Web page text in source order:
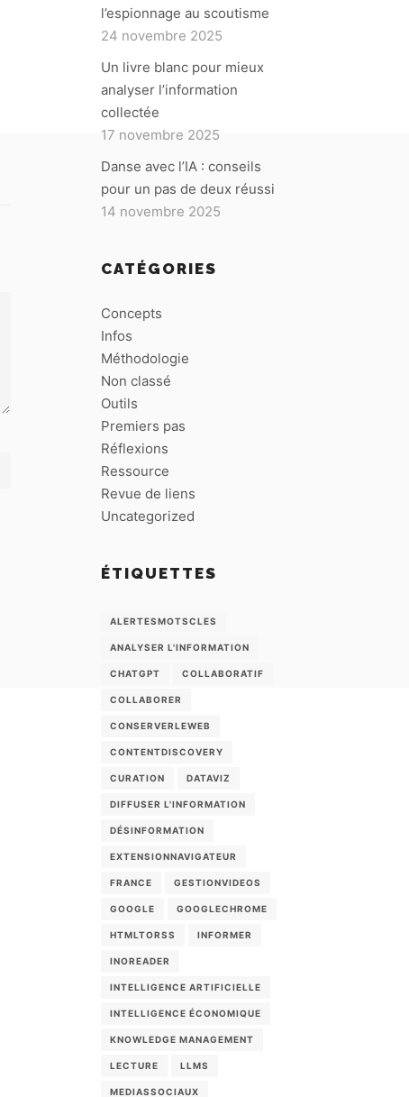
l’espionnage au scoutisme
24 novembre 2025
Un livre blanc pour mieux
analyser l’information
collectée
17 novembre 2025
Danse avec l’IA : conseils
pour un pas de deux réussi
14 novembre 2025
CATÉGORIES
Concepts
Infos
Méthodologie
Non classé
Outils
Premiers pas
Réflexions
Ressource
Revue de liens
Uncategorized
ÉTIQUETTES
ALERTESMOTSCLES
ANALYSER L'INFORMATION
CHATGPT COLLABORATIF
COLLABORER
CONSERVERLEWEB
CONTENTDISCOVERY
CURATION DATAVIZ
DIFFUSER L'INFORMATION
DÉSINFORMATION
EXTENSIONNAVIGATEUR
FRANCE GESTIONVIDEOS
GOOGLE GOOGLECHROME
HTMLTORSS INFORMER
INOREADER
INTELLIGENCE ARTIFICIELLE
INTELLIGENCE ÉCONOMIQUE
KNOWLEDGE MANAGEMENT
LECTURE LLMS
MEDIASSOCIAUX